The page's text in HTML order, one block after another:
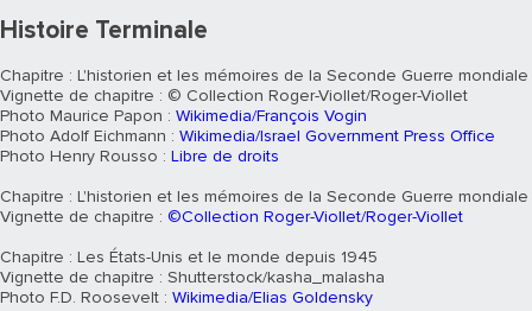
Histoire Terminale
Chapitre : L'historien et les mémoires de la Seconde Guerre
Vignette de chapitre : © Collection Roger-Viollet/Roger-Viollet
Photo Maurice Papon : Wikimedia/François Vogin
Photo Adolf Eichmann : Wikimedia/Israel Government Press Office
Photo Henry Rousso : Libre de droits
Chapitre : L'historien et les mémoires de la Seconde Guerre
Vignette de chapitre : ©Collection Roger-Viollet/Roger-Viollet
Chapitre : Les États-Unis et le monde depuis 1945
Vignette de chapitre : Shutterstock/kasha_malasha
Photo F.D. Roosevelt : Wikimedia/Elias Goldensky